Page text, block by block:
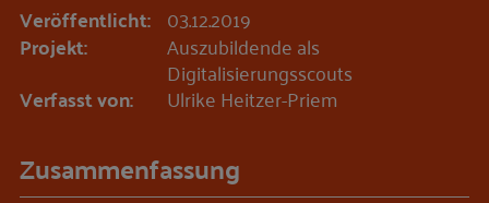
Veröffentlicht: 03.12.2019
Projekt: Auszubildende als
Digitalisierungsscouts
Verfasst von: Ulrike Heitzer-Priem
Zusammenfassung